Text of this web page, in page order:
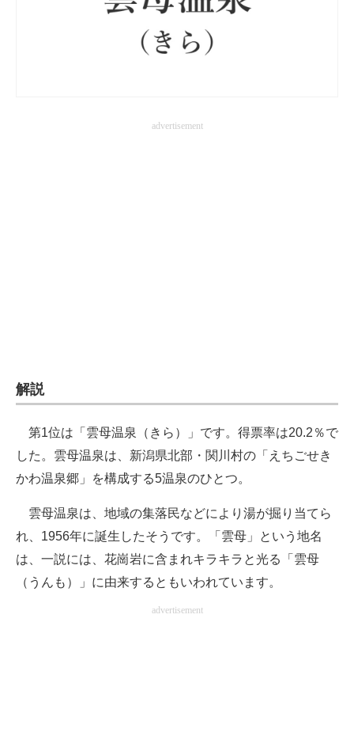
ビジネスと働き方のヒント
エレクトロニクス専門サイト
電子設計の基本と応用
エネルギーの専門メディア
ちょっと気になるネットの話題
advertisement
解説
第1位は「雲母温泉（きら）」です。得票率は20.2％で
した。雲母温泉は、新潟県北部・関川村の「えちごせき
かわ温泉郷」を構成する5温泉のひとつ。
雲母温泉は、地域の集落民などにより湯が掘り当てら
れ、1956年に誕生したそうです。「雲母」という地名
は、一説には、花崗岩に含まれキラキラと光る「雲母
（うんも）」に由来するともいわれています。
advertisement